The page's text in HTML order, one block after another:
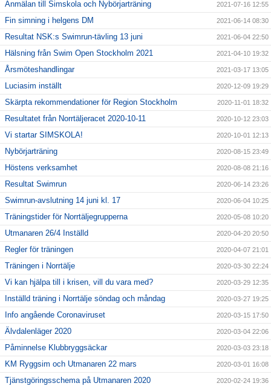
Anmälan till Simskola och Nybörjarträning 2021-07-16 12:55
Fin simning i helgens DM 2021-06-14 08:30
Resultat NSK:s Swimrun-tävling 13 juni 2021-06-04 22:50
Hälsning från Swim Open Stockholm 2021 2021-04-10 19:32
Årsmöteshandlingar 2021-03-17 13:05
Luciasim inställt 2020-12-09 19:29
Skärpta rekommendationer för Region Stockholm 2020-11-01 18:32
Resultatet från Norrtäljeracet 2020-10-11 2020-10-12 23:03
Vi startar SIMSKOLA! 2020-10-01 12:13
Nybörjarträning 2020-08-15 23:49
Höstens verksamhet 2020-08-08 21:16
Resultat Swimrun 2020-06-14 23:26
Swimrun-avslutning 14 juni kl. 17 2020-06-04 10:25
Träningstider för Norrtäljegrupperna 2020-05-08 10:20
Utmanaren 26/4 Inställd 2020-04-20 20:50
Regler för träningen 2020-04-07 21:01
Träningen i Norrtälje 2020-03-30 22:24
Vi kan hjälpa till i krisen, vill du vara med? 2020-03-29 12:35
Inställd träning i Norrtälje söndag och måndag 2020-03-27 19:25
Info angående Coronaviruset 2020-03-15 17:50
Älvdalenläger 2020 2020-03-04 22:06
Påminnelse Klubbryggsäckar 2020-03-03 23:18
KM Ryggsim och Utmanaren 22 mars 2020-03-01 16:08
Tjänstgöringsschema på Utmanaren 2020 2020-02-24 19:36